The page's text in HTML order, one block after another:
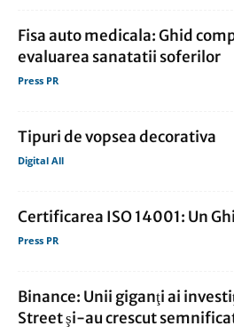
Fisa auto medicala: Ghid
evaluarea sanatatii soferilor
Press PR
Tipuri de vopsea decorativa
Digital All
Certificarea ISO 14001: Un
Press PR
Binance: Unii giganţi ai
Street şi-au crescut